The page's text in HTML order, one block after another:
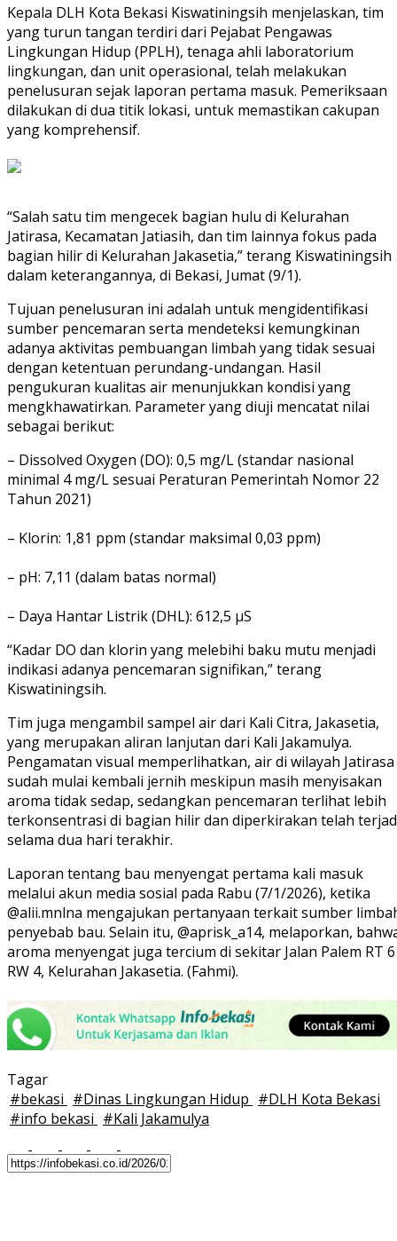
Kepala DLH Kota Bekasi Kiswatiningsih menjelaskan, tim
yang turun tangan terdiri dari Pejabat Pengawas
Lingkungan Hidup (PPLH), tenaga ahli laboratorium
lingkungan, dan unit operasional, telah melakukan
penelusuran sejak laporan pertama masuk. Pemeriksaan
dilakukan di dua titik lokasi, untuk memastikan cakupan
yang komprehensif.
“Salah satu tim mengecek bagian hulu di Kelurahan
Jatirasa, Kecamatan Jatiasih, dan tim lainnya fokus pada
bagian hilir di Kelurahan Jakasetia,” terang Kiswatiningsih
dalam keterangannya, di Bekasi, Jumat (9/1).
Tujuan penelusuran ini adalah untuk mengidentifikasi
sumber pencemaran serta mendeteksi kemungkinan
adanya aktivitas pembuangan limbah yang tidak sesuai
dengan ketentuan perundang-undangan. Hasil
pengukuran kualitas air menunjukkan kondisi yang
mengkhawatirkan. Parameter yang diuji mencatat nilai
sebagai berikut:
– Dissolved Oxygen (DO): 0,5 mg/L (standar nasional
minimal 4 mg/L sesuai Peraturan Pemerintah Nomor 22
Tahun 2021)
– Klorin: 1,81 ppm (standar maksimal 0,03 ppm)
– pH: 7,11 (dalam batas normal)
– Daya Hantar Listrik (DHL): 612,5 µS
“Kadar DO dan klorin yang melebihi baku mutu menjadi
indikasi adanya pencemaran signifikan,” terang
Kiswatiningsih.
Tim juga mengambil sampel air dari Kali Citra, Jakasetia,
yang merupakan aliran lanjutan dari Kali Jakamulya.
Pengamatan visual memperlihatkan, air di wilayah Jatirasa
sudah mulai kembali jernih meskipun masih menyisakan
aroma tidak sedap, sedangkan pencemaran terlihat lebih
terkonsentrasi di bagian hilir dan diperkirakan telah
selama dua hari terakhir.
Laporan tentang bau menyengat pertama kali masuk
melalui akun media sosial pada Rabu (7/1/2026), ketika
@alii.mnlna mengajukan pertanyaan terkait sumber
penyebab bau. Selain itu, @aprisk_a14, melaporkan,
aroma menyengat juga tercium di sekitar Jalan Palem RT 6
RW 4, Kelurahan Jakasetia. (Fahmi).
Tagar
#bekasi #Dinas Lingkungan Hidup #DLH Kota Bekasi
#info bekasi #Kali Jakamulya